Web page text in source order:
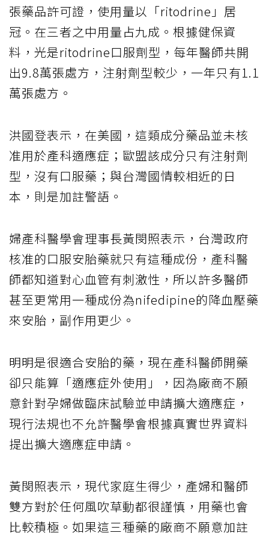
張藥品許可證，使用量以「ritodrine」居
冠。在三者之中用量占九成。根據健保資
料，光是ritodrine口服劑型，每年醫師共開
出9.8萬張處方，注射劑型較少，一年只有1.1
萬張處方。
洪國登表示，在美國，這類成分藥品並未核
准用於產科適應症；歐盟該成分只有注射劑
型，沒有口服藥；與台灣國情較相近的日
本，則是加註警語。
婦產科醫學會理事長黃閔照表示，台灣政府
核准的口服安胎藥就只有這種成份，產科醫
師都知道對心血管有刺激性，所以許多醫師
甚至更常用一種成份為nifedipine的降血壓藥
來安胎，副作用更少。
明明是很適合安胎的藥，現在產科醫師開藥
卻只能算「適應症外使用」，因為廠商不願
意針對孕婦做臨床試驗並申請擴大適應症，
現行法規也不允許醫學會根據真實世界資料
提出擴大適應症申請。
黃閔照表示，現代家庭生得少，產婦和醫師
雙方對於任何風吹草動都很謹慎，用藥也會
比較積極。如果這三種藥的廠商不願意加註